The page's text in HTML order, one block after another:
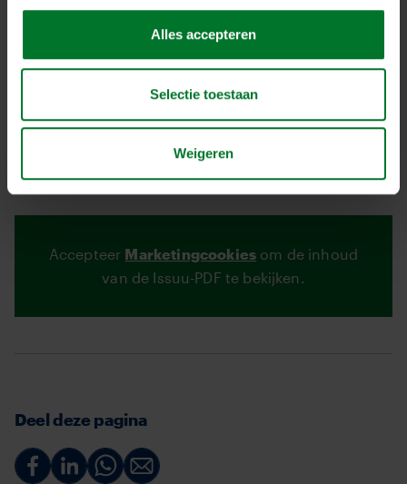
Alles accepteren
Selectie toestaan
Weigeren
Lees het verhaal hier
Transportbedrijven werken samen met
onderwijsinstellingen.
Accepteer Marketingcookies om de inhoud
van de Issuu-PDF te bekijken.
Deel deze pagina
Deel Deel Deel Deel